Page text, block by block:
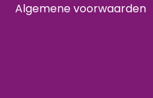
Algemene voorwaarden